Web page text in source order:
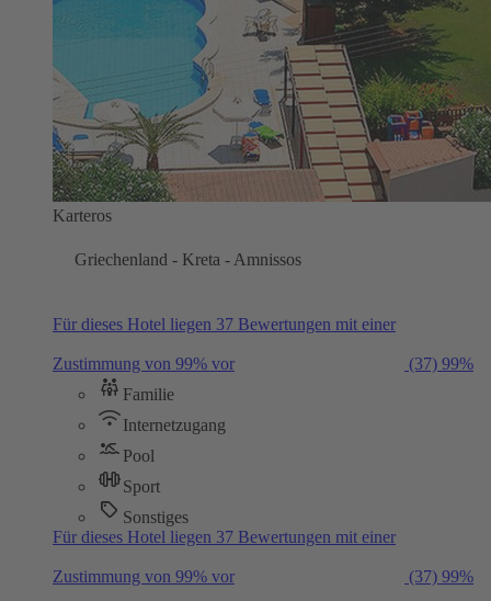
Karteros
Griechenland - Kreta - Amnissos
Für dieses Hotel liegen 37 Bewertungen mit einer
Zustimmung von 99% vor (37) 99%
Familie
Internetzugang
Pool
Sport
Sonstiges
Für dieses Hotel liegen 37 Bewertungen mit einer
Zustimmung von 99% vor (37) 99%